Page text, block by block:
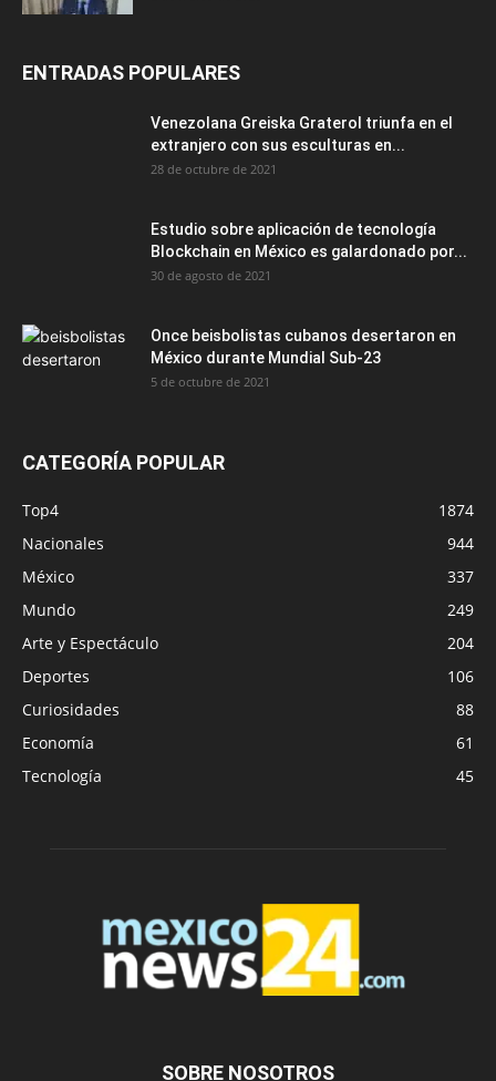
ENTRADAS POPULARES
Venezolana Greiska Graterol triunfa en el
extranjero con sus esculturas en...
28 de octubre de 2021
Estudio sobre aplicación de tecnología
Blockchain en México es galardonado por...
30 de agosto de 2021
Once beisbolistas cubanos desertaron en
México durante Mundial Sub-23
5 de octubre de 2021
CATEGORÍA POPULAR
Top4
1874
Nacionales
944
México
337
Mundo
249
Arte y Espectáculo
204
Deportes
106
Curiosidades
88
Economía
61
Tecnología
45
SOBRE NOSOTROS